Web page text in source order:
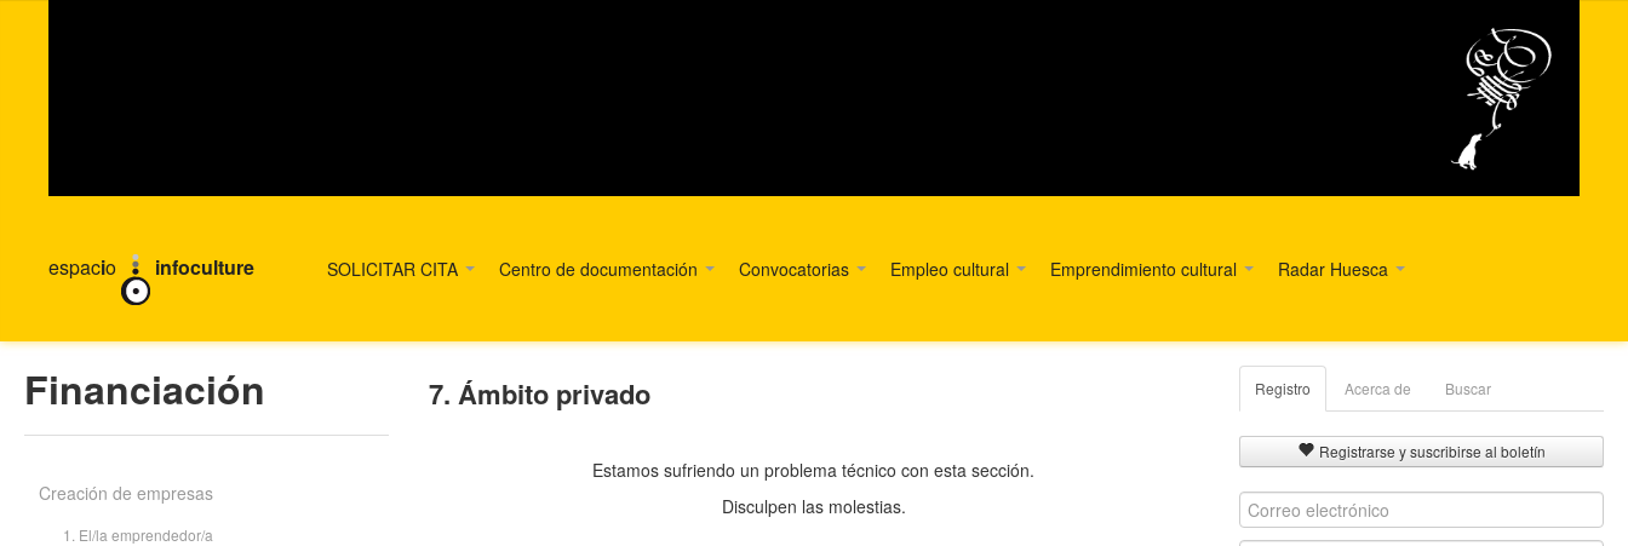
espacio infoculture SOLICITAR CITA Centro de documentación Convocatorias Empleo cultural Emprendimiento cultural Radar Huesca
Financiación
Creación de empresas
1. El/la emprendedor/a
7. Ámbito privado
Estamos sufriendo un problema técnico con esta sección.
Disculpen las molestias.
Registro Acerca de Buscar
Registrarse y suscribirse al boletín